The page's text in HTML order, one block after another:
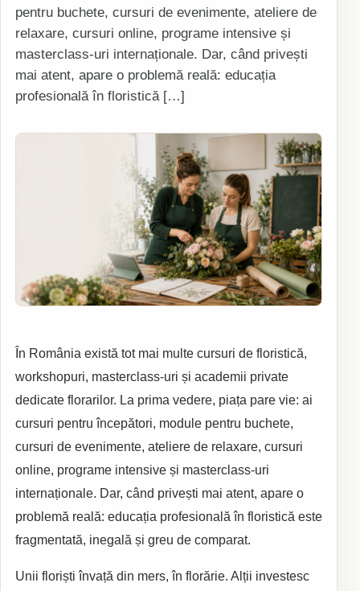
pentru buchete, cursuri de evenimente, ateliere de
relaxare, cursuri online, programe intensive și
masterclass-uri internaționale. Dar, când privești
mai atent, apare o problemă reală: educația
profesională în floristică […]
În România există tot mai multe cursuri de floristică,
workshopuri, masterclass-uri și academii private
dedicate florarilor. La prima vedere, piața pare vie: ai
cursuri pentru începători, module pentru buchete,
cursuri de evenimente, ateliere de relaxare, cursuri
online, programe intensive și masterclass-uri
internaționale. Dar, când privești mai atent, apare o
problemă reală: educația profesională în floristică este
fragmentată, inegală și greu de comparat.
Unii floriști învață din mers, în florărie. Alții investesc